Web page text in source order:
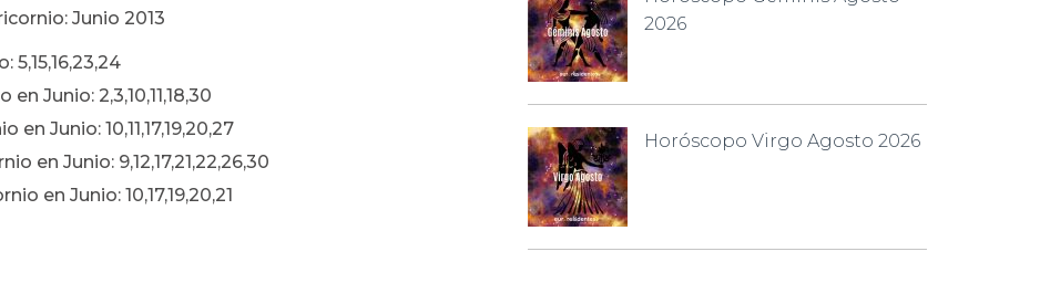
Junio 2013
en Junio: 2,3,10,11,18,30
en Junio: 10,11,17,19,20,27
en Junio: 9,12,17,21,22,26,30
en Junio: 10,17,19,20,21
2026
Horóscopo Virgo Agosto 2026